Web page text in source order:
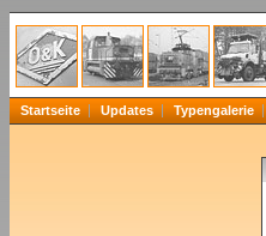
Startseite Updates Typengalerie